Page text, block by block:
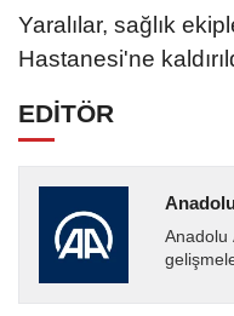
Yaralılar, sağlık
Hastanesi'ne
EDİTÖR
Anadolu